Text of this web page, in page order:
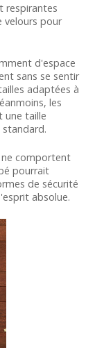
respirantes
velours pour
d'espace
sans se sentir
adaptées à
les
une taille
standard.
ne comportent
pourrait
de sécurité
absolue.